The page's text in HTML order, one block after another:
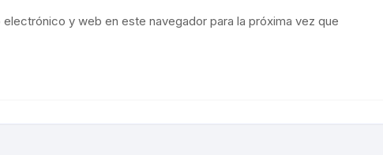
y web en este navegador para la próxima vez que